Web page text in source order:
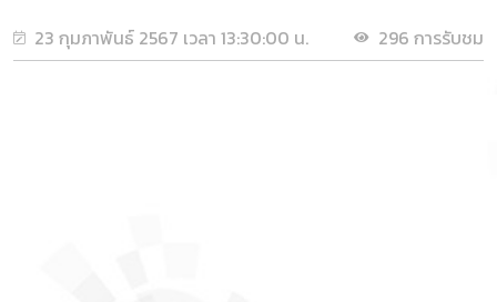
23 กุมภาพันธ์ 2567 เวลา 13:30:00 น. 296 การรับชม